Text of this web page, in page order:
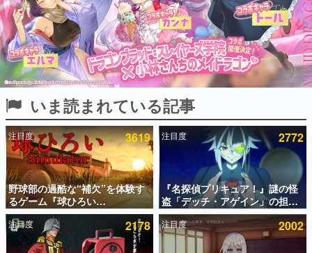
ピックアップ
電ファミのいま読まれている記事ランキング
アプリセール情報
インタビュー
連載・特集一覧
いま読まれている記事
注目度 3619
野球部の過酷な“補欠”を体験す
るゲーム『球ひろい
Simulator』が「1件」のウィッ
シュリストをもとにチェコ語に
対応しSNSで話題に。『キング
注目度 2772
『名探偵プリキュア！』謎の怪
盗「デッチ・アゲイン」の担当
キャストは天﨑滉平さんと判
明。『Re:ゼロから始める異世
界生活』オットー役、『ヒプノ
注目度 2178 注目度 2002